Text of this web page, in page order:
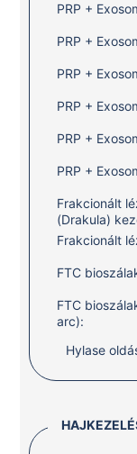
PRP +
PRP +
PRP +
PRP +
PRP +
PRP +
Frakcionált
(Drakula)
Frakcionált
FTC
FTC
arc):
Hylase